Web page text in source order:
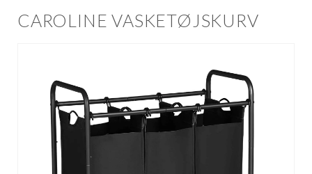
CAROLINE VASKETØJSKURV